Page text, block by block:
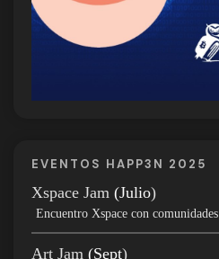
EVENTOS HAPP3N 2025
Xspace Jam (Julio)
Encuentro Xspace con comunidades
Art Jam (Sept)